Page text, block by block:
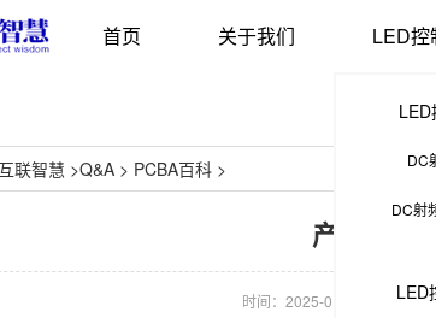
首页 关于我们 LED控
DC
DC射
LED
互联智慧 >Q&A > PCBA百科 >
产品经理
时间：2025-01-23 11:52:03